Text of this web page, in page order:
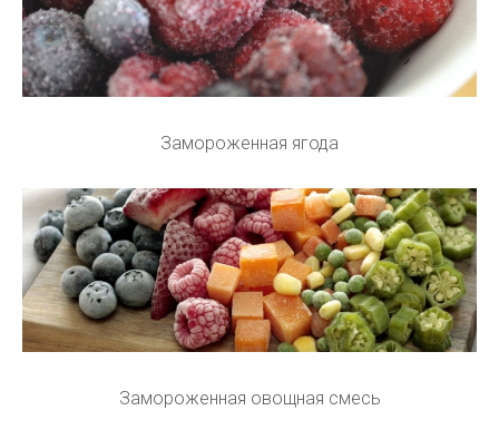
Замороженная ягода
Замороженная овощная смесь